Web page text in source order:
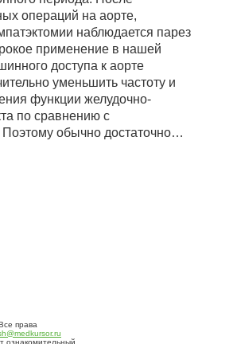
операций на аорте,
наблюдается парез
применение в нашей
доступа к аорте
уменьшить частоту и
функции желудочно-
по сравнению с
обычно достаточно…
права
ознакомительный